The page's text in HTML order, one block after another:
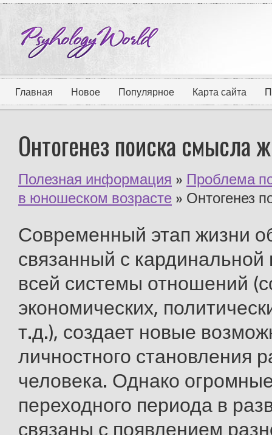
Главная Новое Популярное Карта сайта
Онтогенез поиска смысла
Полезная информация » Проблема
в юношеском возрасте » Онтогенез
Современный этап жизни общества, связанный с кардинальной перестройкой всей системы отношений (социальных, экономических, политических, семейных и т.д.), создает новые возможности для личностного становления растущего человека. Однако огромные трудности переходного периода в развитии общества связаны с появлением разного рода психологических дезадаптации. В сложном положении оказываются дети, чьи родители тяжело переживают жизненную дезорганизацию. Особенно уязвимы в этом отношении дети, переживающие так называемые нормативные кризисы или критические периоды, связанные с переходом от одного возрастного этапа к другому. В полной мере это относится к такой социальной группе, как подростки. Они, как известно, переживают кризис взросления, и, если клубок психологических переживаний, связанных с этим состоянием, усугубляется житейскими критическими ситуациями, складываются деструктивные условия, препятствующие личностному росту человека. Подростки плохо осознают значимость собственной жизни. К тому же, они переживают кризис самооценки, когда рушатся былые представления о себе и формируются новые. В этой связи поиск интегративных механизмов созидания личности выступает как огромная общезначимая проблема. [2;268]В психологических исследованиях показано, что одним из личностных образований, которые выполняют интегрирующую функцию в психическом развитии человека, является смысл жизни. Это психическое образование имеет свою специфику возникновения, свои этапы становления (Чудновский, 1995, 1997). Исследователи отмечают, что предпосылки для становления смысла жизни создаются уже в подростковом возрасте — возрасте открытия своего «Я». Именно «в период взросления прибывающие жизненные силы, открывающиеся возможности настраивают на поиск перспективы и жизненного смысла» (Чудновский,1995). Становление смысла жизни в подростковом возрасте обусловлено в значительной мере развитием процессов личностного самоанализа. Подросткам свойственна неустойчивая самооценка. Так же как, поведение их самосознание во многом зависит от внешних влияний. Поскольку подростки ищут для себя референтные группы среди сверстников и нуждаются в близких друзьях, часто мнение последних становится определяющим. Иногда под влиянием приятеля или группы дети совершают поступки, на которые самостоятельно не решились бы и о которых позже могут жалеть. Автономная мораль и нравственная независимость то группы появляются к 16 годам только у 10%.[3;344-345]Подросток со своей мятущейся душой пытается понять себя и открывает все новые и новые черты. Его отдельные образы “Я» (насколько я способный, насколько красивый, сильный, общительный и т.д.) изменчивы и не складываются в единую, гармоничную и устойчивую систему. О личностной нестабильности подростка судят и по реальному проявлению у него совершенно разных качеств, часто противоположных, по противоречивости его характера и устремлений. Развивающиеся самосознание именно в отрочестве делает человека особенно тревожным и неуверенным в себе. Благодаря рефлексии на себя и других подросток продвигается в направлении самопознания. Он стремится понять себя самого. [1;287]В этот период у многих детей наблюдается подростковый кризис. Он связан с духовным ростом и изменением психического статуса. Хотя в этот период происходит объективное изменение социального положения отрока (возникают новые отношения с близкими, сверстниками, учителями, расширяется поле деятельности и др.), наиважнейшим фактором, влияющим на возникновение кризиса, являются рефлексия на внутренний мир и глубокая неудовлетворенность собой. Потеря идентичности с самим собой, несовпадение прежних представлений о себе с сегодняшним образом – вот основное содержание отроческих переживаний. Неудовлетворенность может быть столь сильной, что появляются навязчивые состояния: непреодолимые угнетающие мысли о себе, сомнения, страхи. При этом сохраняется критическое отношение к этим состояниям, что усугубляет тяжелые чувства подростка.Многие подростки переживают кризис во внешних проявлениях негативизма – бессмысленном противодействии другому, немотивированном противостоянии (часто родителям). Задача близких – необходимо включится в проблемы отрока и постараться облегчить его жизнь в это период. Однако не всякий подросток проходит столь тяжелое испытание душевным кризисом. А те, кто проходят, по большей части выбираются из него самостоятельно; близкие нередко не догадываются о душевных бурях своих дорогих чад. [2;273] Подростковое чувство взрослости – главным образом новый уровень притязаний, предвосхищающий положение, которого подросток фактически еще не достиг. Отсюда – типичные возрастные конфликты и их преломление в самосознании подростка. Подростки, попадающие в милицию или наркотический диспансер, необязательно из неблагополучных семей. Бывает, что “трудными” становятся и любимые дети, не обделенные заботой дома, но неудовлетворенные отношениями со взрослыми или сверстниками, недостаточно загруженные реальными делами и скучающие, чувствующие себя неудачниками и т.д. Причины подростковых проблем разнообразны. Одна из них – желание утвердится и выделится, сочетающееся с протестом против существующих в обществе норм и правил, против, как объясняет такой “трудный” подросток, “серой безликой толпы”, для которой “ты ничего не значишь. Ты ноль, ничтожный винтик во всем этом механизме. Твой бунт ничего не значит для них”.Протест приводит некоторых подростков в особые неформальные группы или движения со своими знаками отличия и идеологией. Все подростки, влившиеся в такие движения социально дезадаптированы, даже если не проявляют прямой агрессивности.Протест приводит и к побегам из дома, бродяжничеству. Некоторые подростки видят своеобразную романтику в поисках ночлега и пропитания, стычках с милицией. Следует отметить, что часть ушедших из дома, свою “вольную” жизнь не идеализируют, их удерживает на чердаках и в подвалах страх перед наказанием за совершенные проступки, перед побоями, домашними скандалами и т.п.В особо тяжких ситуациях у подростков может появиться суицидальное поведение – мысли о смерти, соответствующие высказывания, угрозы, попытки самоубийства. Суицид редко бывает результатом сознательного выбора, чаще – отчаянным шагом при полной невозможности разрешить свои проблемы. По данным А.Е.Личко, только 10% подростков действительно хотят уйти из жизни, в 90% случаев суицидальное поведение – это “крик о помощи”. [3;348-349]Обращенные к себе вопросы: “Кто я?”, “Какой Я?” ставит, не всегда сознавая это, уже подросток. Более общие, мировоззренческие вопросы: “Каков мой жизненный идеал?”, “Кем Я хочу стать?” ставит юноша, у которого самоанализ становится элементом социально-нравственного самоопределения. Так, подростки, описывая будущее, говорят преимущественно о своих личных перспективах, тогда как юноши выдвигают на первый план общие проблемы. Вообще способность отсрочить непосредственное удовлетворение, трудиться ради будущего, не ожидая немедленной награды,- один из главных показателей морально-психологической зрелости человека. В ходе различных мировоззренческих поисков юноша ищет формулу, которая разом ответила бы ему и смысл собственного существования, и перспективы развития всего человечества. Но где взять такую формулу? Задаваясь вопросом о смысле жизни, юноша думает одновременно и о направлении общественного развития вообще, и о конкретной цели собственной жизни. Он хочет не только уяснить объективное, общественное значение возможных направлений деятельности, но и найти ее